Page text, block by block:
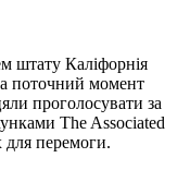
штату Каліфорнія
поточний момент
проголосувати за
The Associated
для перемоги.